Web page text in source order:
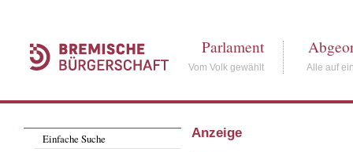
Parlament
Vom Volk gewählt Alle auf
Einfache Suche
Anzeige